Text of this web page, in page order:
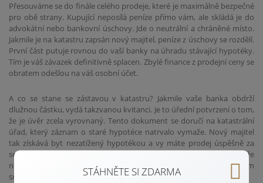
Přesouváme se do finále celého prodeje, které je maximálně bezpečné
pro obě strany. Kupující neposílá peníze přímo vám, ale skládá je do
advokátní nebo bankovní úschovy. Jde o neutrální a chráněné místo.
Jakmile je na katastru zapsán nový majitel, peníze z úschovy se rozdělí.
První část putuje rovnou do vaší banky na úhradu stávající hypotéky.
Tím je váš závazek definitivně splacen. Zbylé finance z prodejní ceny se
obratem odešlou na váš osobní účet.
A co se stane se zástavou v katastru? Jakmile vaše banka obdrží
dlužnou částku, vydá takzvanou kvitanci. Je to úřední potvrzení o tom,
že je úvěr zcela vyrovnaný. Tento dokument se doručí na katastrální
úřad, který záznam o staré hypotéce natrvalo vymaže. Nový majitel
tak získává byt nezatížený hypotékou a vy máte prodej úspěšně za
sebou. Celý tento postup je právně velmi pevně ošetřený, takže
neexistuje prostor pro chyby. Můžete se tak s úsměvem a klidným
srdcem začít věnovat svému novému domovu.
STÁHNĚTE SI ZDARMA